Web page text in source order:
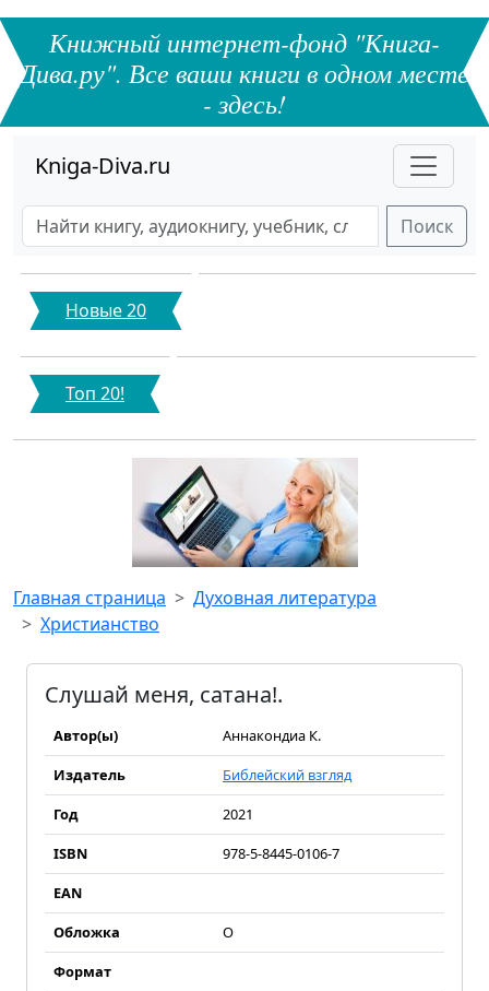
Книжный интернет-фонд "Книга-
Дива.ру". Все ваши книги в одном месте
- здесь!
Kniga-Diva.ru
Поиск
Новые 20
Топ 20!
Главная страница
Духовная литература
Христианство
Слушай меня, сатана!.
Автор(ы)
Аннакондиа К.
Издатель
Библейский взгляд
Год
2021
ISBN
978-5-8445-0106-7
EAN
Обложка
О
Формат